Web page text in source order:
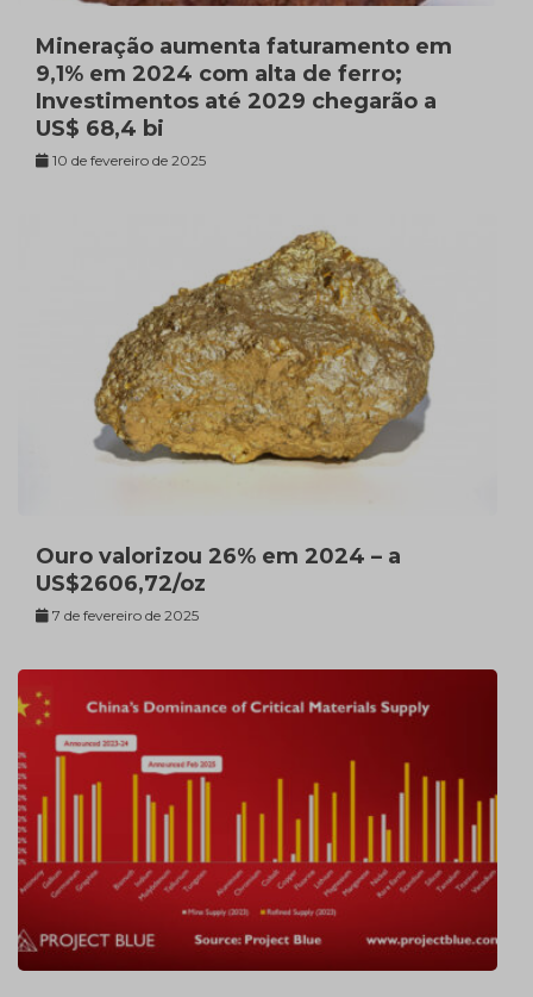
Mineração aumenta faturamento em
9,1% em 2024 com alta de ferro;
Investimentos até 2029 chegarão a
US$ 68,4 bi
10 de fevereiro de 2025
Ouro valorizou 26% em 2024 – a
US$2606,72/oz
7 de fevereiro de 2025